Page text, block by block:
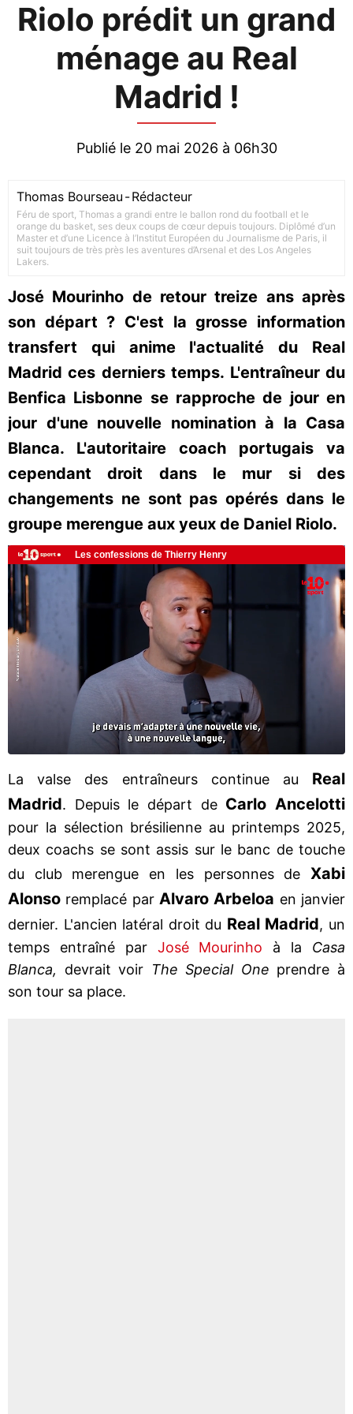
Riolo prédit un grand
ménage au Real
Madrid !
Publié le 20 mai 2026 à 06h30
Thomas Bourseau -Rédacteur
Féru de sport, Thomas a grandi entre le ballon rond du football et le
orange du basket, ses deux coups de cœur depuis toujours. Diplômé d’un
Master et d’une Licence à l’Institut Européen du Journalisme de Paris, il
suit toujours de très près les aventures d’Arsenal et des Los Angeles
Lakers.
José Mourinho de retour treize ans après
son départ ? C'est la grosse information
transfert qui anime l'actualité du Real
Madrid ces derniers temps. L'entraîneur du
Benfica Lisbonne se rapproche de jour en
jour d'une nouvelle nomination à la Casa
Blanca. L'autoritaire coach portugais va
cependant droit dans le mur si des
changements ne sont pas opérés dans le
groupe merengue aux yeux de Daniel Riolo.
La valse des entraîneurs continue au Real
Madrid. Depuis le départ de Carlo Ancelotti
pour la sélection brésilienne au printemps 2025,
deux coachs se sont assis sur le banc de touche
du club merengue en les personnes de Xabi
Alonso remplacé par Alvaro Arbeloa en janvier
dernier. L'ancien latéral droit du Real Madrid, un
temps entraîné par José Mourinho à la Casa
Blanca, devrait voir The Special One prendre à
son tour sa place.